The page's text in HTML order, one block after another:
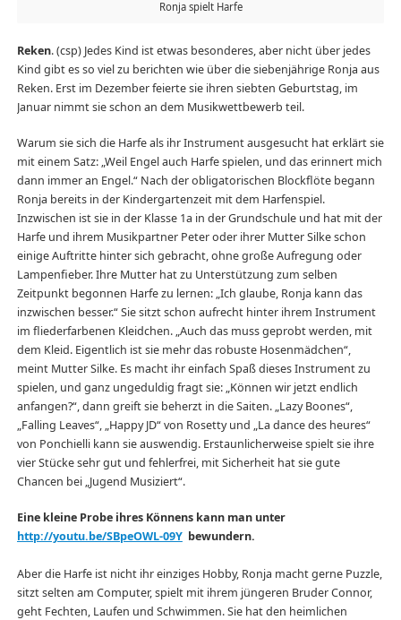
Ronja spielt Harfe
Reken. (csp) Jedes Kind ist etwas besonderes, aber nicht über jedes
Kind gibt es so viel zu berichten wie über die siebenjährige Ronja aus
Reken. Erst im Dezember feierte sie ihren siebten Geburtstag, im
Januar nimmt sie schon an dem Musikwettbewerb teil.
Warum sie sich die Harfe als ihr Instrument ausgesucht hat erklärt sie
mit einem Satz: „Weil Engel auch Harfe spielen, und das erinnert mich
dann immer an Engel.“ Nach der obligatorischen Blockflöte begann
Ronja bereits in der Kindergartenzeit mit dem Harfenspiel.
Inzwischen ist sie in der Klasse 1a in der Grundschule und hat mit der
Harfe und ihrem Musikpartner Peter oder ihrer Mutter Silke schon
einige Auftritte hinter sich gebracht, ohne große Aufregung oder
Lampenfieber. Ihre Mutter hat zu Unterstützung zum selben
Zeitpunkt begonnen Harfe zu lernen: „Ich glaube, Ronja kann das
inzwischen besser.“ Sie sitzt schon aufrecht hinter ihrem Instrument
im fliederfarbenen Kleidchen. „Auch das muss geprobt werden, mit
dem Kleid. Eigentlich ist sie mehr das robuste Hosenmädchen“,
meint Mutter Silke. Es macht ihr einfach Spaß dieses Instrument zu
spielen, und ganz ungeduldig fragt sie: „Können wir jetzt endlich
anfangen?“, dann greift sie beherzt in die Saiten. „Lazy Boones“,
„Falling Leaves“, „Happy JD“ von Rosetty und „La dance des heures“
von Ponchielli kann sie auswendig. Erstaunlicherweise spielt sie ihre
vier Stücke sehr gut und fehlerfrei, mit Sicherheit hat sie gute
Chancen bei „Jugend Musiziert“.
Eine kleine Probe ihres Könnens kann man unter
http://youtu.be/SBpeOWL-09Ybewundern.
Aber die Harfe ist nicht ihr einziges Hobby, Ronja macht gerne Puzzle,
sitzt selten am Computer, spielt mit ihrem jüngeren Bruder Connor,
geht Fechten, Laufen und Schwimmen. Sie hat den heimlichen